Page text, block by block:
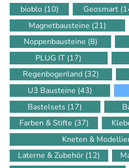
bioblo (10) Geosmart
Magnetbausteine (21)
Noppenbausteine (8)
PLUG IT (17)
Regenbogenland (32)
U3 Bausteine (43)
Bastelsets (17)
Farben & Stifte (37)
Kneten &
Laterne & Zubehör (12)